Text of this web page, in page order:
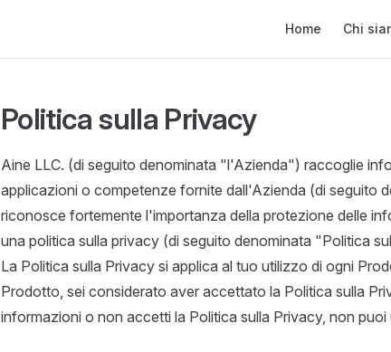
Home Chi
Politica sulla Privacy
Aine LLC. (di seguito denominata "l'Azienda") raccoglie
applicazioni o competenze fornite dall'Azienda (di seguito
riconosce fortemente l'importanza della protezione delle
una politica sulla privacy (di seguito denominata "Politica
La Politica sulla Privacy si applica al tuo utilizzo di ogni
Prodotto, sei considerato aver accettato la Politica sulla
informazioni o non accetti la Politica sulla Privacy, non